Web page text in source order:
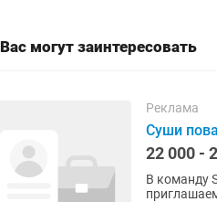
Вас могут заинтересовать
Реклама
Суши
22 000 -
В команду Sashimi
приглашаем